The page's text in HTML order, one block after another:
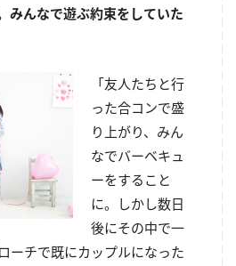
みんなで遊ぶ約束をしていた
「友人たちと行
った合コンで盛
り上がり、みん
なでバーベキュ
ーをすること
に。しかし数日
後にその中で一
ーチで既にカップルになった